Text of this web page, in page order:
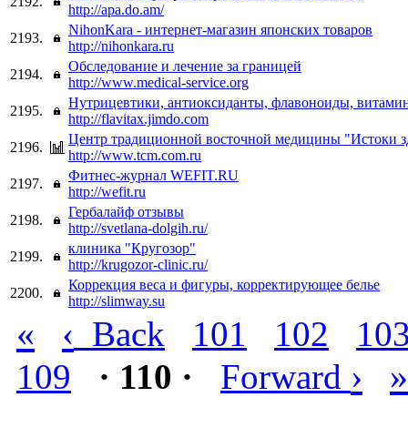
http://apa.do.am/
2193.
NihonKara - интернет-магазин японских товаров
http://nihonkara.ru
2194.
Обследование и лечение за границей
http://www.medical-service.org
2195.
Нутрицевтики, антиоксиданты, флавоноиды,
http://flavitax.jimdo.com
2196.
Центр традиционной восточной медицины "Истоки
http://www.tcm.com.ru
2197.
Фитнес-журнал WEFIT.RU
http://wefit.ru
2198.
Гербалайф отзывы
http://svetlana-dolgih.ru/
2199.
клиника "Кругозор"
http://krugozor-clinic.ru/
2200.
Коррекция веса и фигуры, корректирующее белье
http://slimway.su
« ‹ Back 101 102
109
· 110 · Forward › »